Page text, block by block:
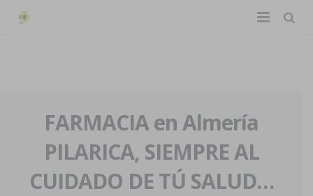
La farmacia
Nuestra historia
Nuestro equipo
Eventos
Servicios y reservas
FARMACIA en Almería
PILARICA, SIEMPRE AL
CUIDADO DE TÚ SALUD…